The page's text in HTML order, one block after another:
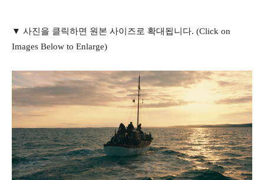
▼ 사진을 클릭하면 원본 사이즈로 확대됩니다. (Click on
Images Below to Enlarge)